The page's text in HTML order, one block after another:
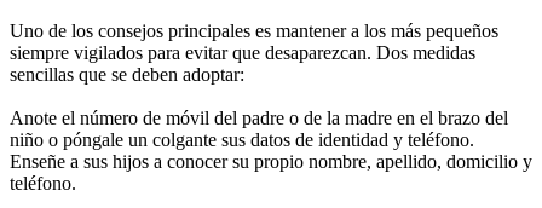
Uno de los consejos principales es mantener a los más pequeños
siempre vigilados para evitar que desaparezcan. Dos medidas
sencillas que se deben adoptar:
Anote el número de móvil del padre o de la madre en el brazo del
niño o póngale un colgante sus datos de identidad y teléfono.
Enseñe a sus hijos a conocer su propio nombre, apellido, domicilio y
teléfono.